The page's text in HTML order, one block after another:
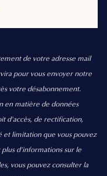
de votre adresse mail
pour vous envoyer notre
votre désabonnement.
en matière de données
d'accès, de rectification,
et limitation que vous pouvez
plus d’informations sur le
vous pouvez consulter la